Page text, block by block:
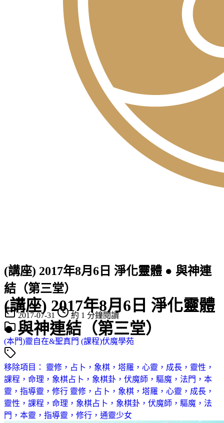
(講座) 2017年8月6日 淨化靈體
● 與神連結（第三堂）
(講座) 2017年8月6日 淨化靈體 ● 與神連
結（第三堂）
2017-07-31 約 1 分鐘閱讀
(本門)靈自在&聖真門 (課程)伏魔學苑
移除項目： 靈修，占卜，象棋，塔羅，心靈，成長，靈性，
課程，命理，象棋占卜，象棋卦，伏魔師，驅魔，法門，本
靈，指導靈，修行 靈修，占卜，象棋，塔羅，心靈，成長，
靈性，課程，命理，象棋占卜，象棋卦，伏魔師，驅魔，法
門，本靈，指導靈，修行，通靈少女